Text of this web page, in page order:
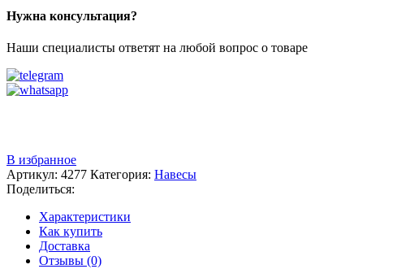
Нужна консультация?
Наши специалисты ответят на любой вопрос о товаре
В избранное
Артикул: 4277 Категория: Навесы
Поделиться:
Характеристики
Как купить
Доставка
Отзывы (0)